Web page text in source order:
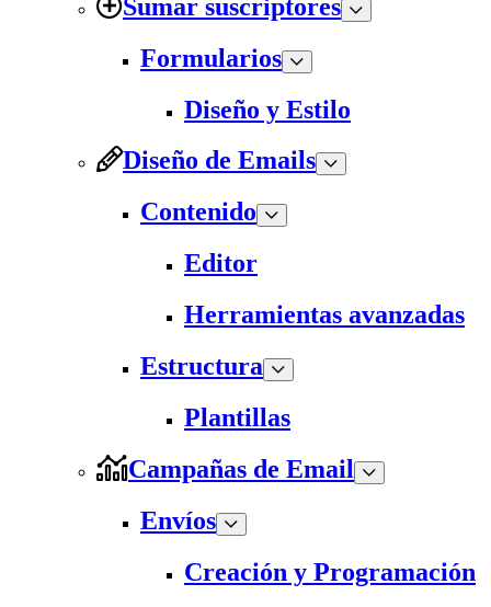
Sumar suscriptores
Formularios
Diseño y Estilo
Diseño de Emails
Contenido
Editor
Herramientas avanzadas
Estructura
Plantillas
Campañas de Email
Envíos
Creación y Programación